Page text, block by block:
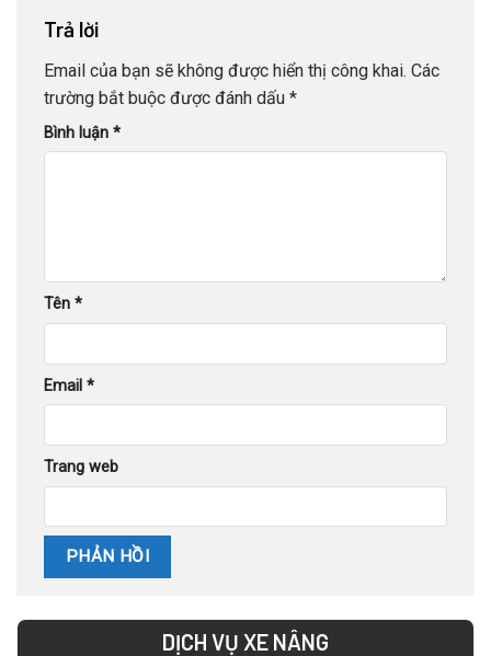
Trả lời
Email của bạn sẽ không được hiển thị công khai. Các
trường bắt buộc được đánh dấu *
Bình luận *
Tên *
Email *
Trang web
DỊCH VỤ XE NÂNG